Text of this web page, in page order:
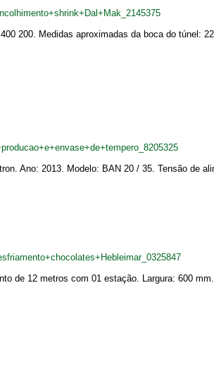
200. Medidas aproximadas da boca do túnel:
Ano: 2013. Modelo: BAN 20 / 35. Tensão de
de 12 metros com 01 estação. Largura: 600